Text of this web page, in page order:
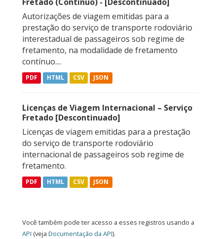
Autorizações de viagem emitidas para a
prestação do serviço de transporte rodoviário
interestadual de passageiros sob regime de
fretamento, na modalidade de fretamento
contínuo....
PDF HTML CSV JSON
Licenças de Viagem Internacional – Serviço
Fretado [Descontinuado]
Licenças de viagem emitidas para a prestação
do serviço de transporte rodoviário
internacional de passageiros sob regime de
fretamento.
PDF HTML CSV JSON
Você também pode ter acesso a esses registros usando a
API (veja Documentação da API).